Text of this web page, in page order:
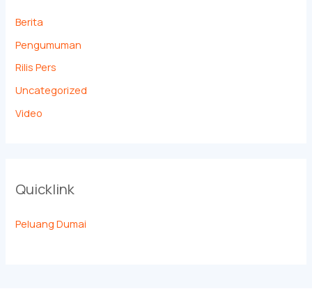
Berita
Pengumuman
Rilis Pers
Uncategorized
Video
Quicklink
Peluang Dumai